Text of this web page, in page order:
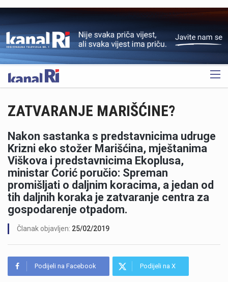
OGLAS
ZATVARANJE MARIŠĆINE?
Nakon sastanka s predstavnicima udruge
Krizni eko stožer Marišćina, mještanima
Viškova i predstavnicima Ekoplusa,
ministar Ćorić poručio: Spreman
promišljati o daljnim koracima, a jedan od
tih daljnih koraka je zatvaranje centra za
gospodarenje otpadom.
Članak objavljen: 25/02/2019
Podijeli na Facebook Podijeli na X